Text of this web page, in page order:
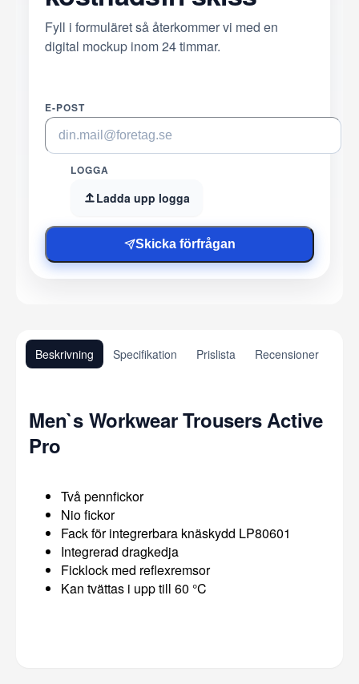
Fyll i formuläret så återkommer vi med en
digital mockup inom 24 timmar.
E-POST
LOGGA
Ladda upp logga
Skicka förfrågan
Beskrivning Specifikation Prislista Recensioner
Men`s Workwear Trousers Active
Pro
Två pennfickor
Nio fickor
Fack för integrerbara knäskydd LP80601
Integrerad dragkedja
Ficklock med reflexremsor
Kan tvättas i upp till 60 °C